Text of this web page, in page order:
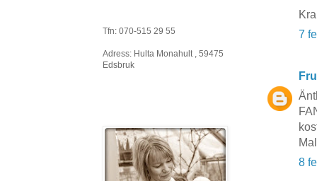
7
8
Tfn: 070-515 29 55
Adress: Hulta Monahult , 59475
Edsbruk